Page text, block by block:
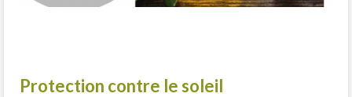
Protection contre le soleil